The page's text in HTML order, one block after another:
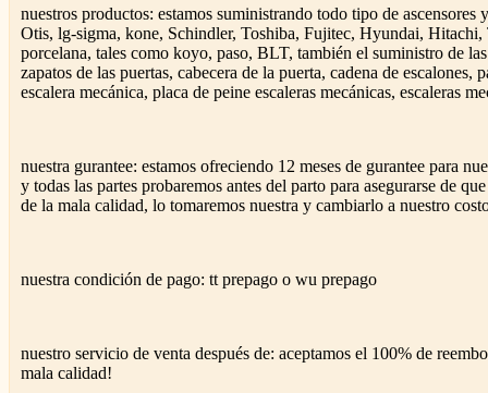
nuestros productos: estamos suministrando todo tipo de ascensores
Otis, lg-sigma, kone, Schindler, Toshiba, Fujitec, Hyundai, Hitachi,
porcelana, tales como koyo, paso, BLT, también el suministro de
zapatos de las puertas, cabecera de la puerta, cadena de escalones,
escalera mecánica, placa de peine escaleras mecánicas, escaleras
nuestra gurantee: estamos ofreciendo 12 meses de gurantee para
y todas las partes probaremos antes del parto para asegurarse de
de la mala calidad, lo tomaremos nuestra y cambiarlo a nuestro
nuestra condición de pago: tt prepago o wu prepago
nuestro servicio de venta después de: aceptamos el 100% de
mala calidad!